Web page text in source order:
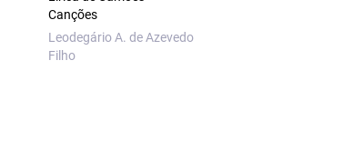
Canções
Leodegário A. de Azevedo
Filho